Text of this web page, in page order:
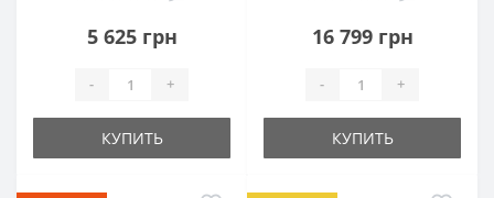
5 625 грн
- +
КУПИТЬ
16 799 грн
- +
КУПИТЬ